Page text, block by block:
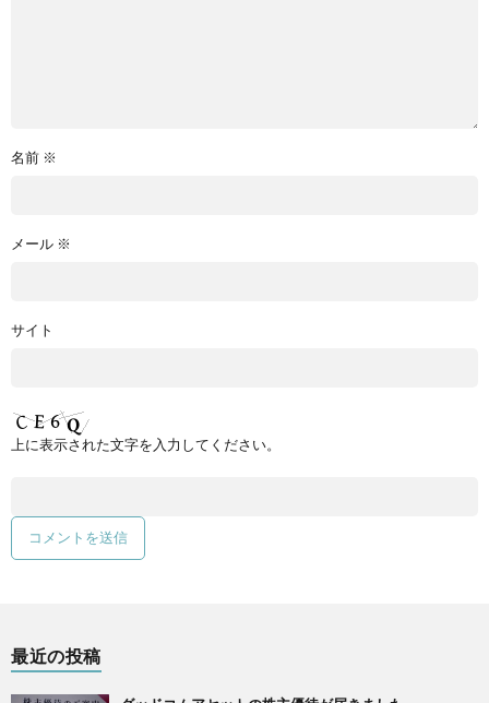
名前 ※
メール ※
サイト
上に表示された文字を入力してください。
最近の投稿